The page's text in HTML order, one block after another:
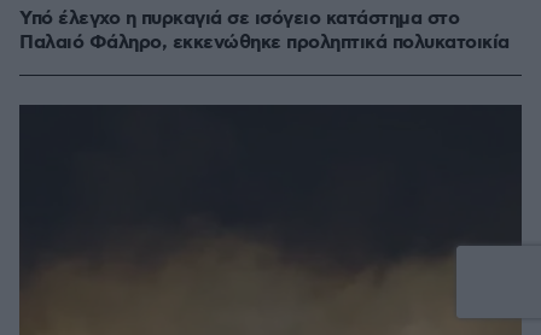
Υπό έλεγχο η πυρκαγιά σε ισόγειο κατάστημα στο
Παλαιό Φάληρο, εκκενώθηκε προληπτικά πολυκατοικία